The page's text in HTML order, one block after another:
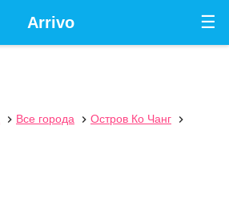
☰
Arrivo
 Все города  Остров Ко Чанг
